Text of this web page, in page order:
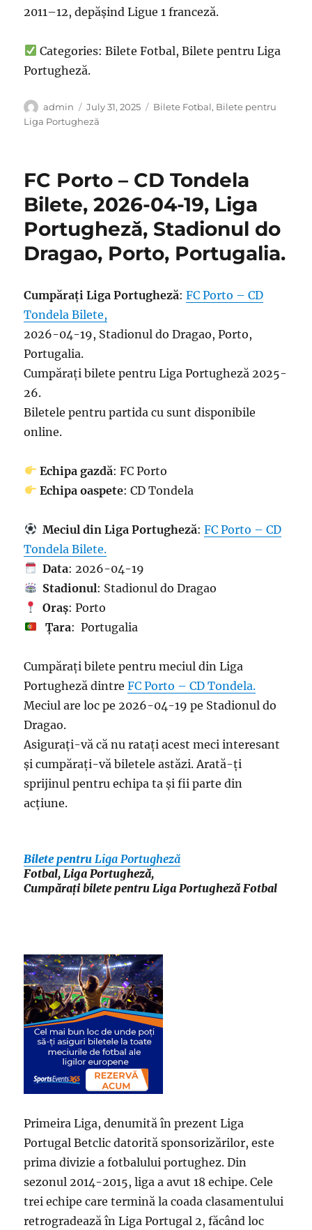
2011–12, depășind Ligue 1 franceză.
Categories: Bilete Fotbal, Bilete pentru Liga
Portugheză.
Author
admin
Posted
on
July 31, 2025 Categories
Bilete Fotbal, Bilete pentru
Liga Portugheză
FC Porto – CD Tondela
Bilete, 2026-04-19, Liga
Portugheză, Stadionul do
Dragao, Porto, Portugalia.
Cumpărați Liga Portugheză:FC Porto – CD
Tondela Bilete,
2026-04-19, Stadionul do Dragao, Porto,
Portugalia.
Cumpărați bilete pentru Liga Portugheză 2025-
26.
Biletele pentru partida cu sunt disponibile
online.
Echipa gazdă: FC Porto
Echipa oaspete: CD Tondela
Meciul din Liga Portugheză: FC Porto – CD
Tondela Bilete.
Data: 2026-04-19
Stadionul: Stadionul do Dragao
Oraș: Porto
Țara: Portugalia
Cumpărați bilete pentru meciul din Liga
Portugheză dintreFC Porto – CD Tondela.
Meciul are loc pe 2026-04-19 pe Stadionul do
Dragao.
Asigurați-vă că nu ratați acest meci interesant
și cumpărați-vă biletele astăzi. Arată-ți
sprijinul pentru echipa ta și fii parte din
acțiune.
Bilete pentru Liga Portugheză
Fotbal, Liga Portugheză,
Cumpărați bilete pentru Liga Portugheză Fotbal
Primeira Liga, denumită în prezent Liga
Portugal Betclic datorită sponsorizărilor, este
prima divizie a fotbalului portughez. Din
sezonul 2014-2015, liga a avut 18 echipe. Cele
trei echipe care termină la coada clasamentului
retrogradează în Liga Portugal 2, făcând loc